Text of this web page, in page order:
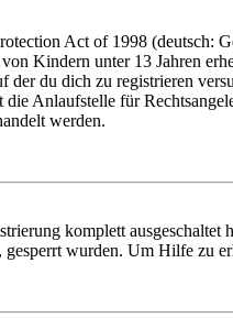
Act of 1998 (deutsch:
Kindern unter 13 Jahren
der du dich zu registrieren
Anlaufstelle für
werden.
komplett
wurden. Um Hilfe zu